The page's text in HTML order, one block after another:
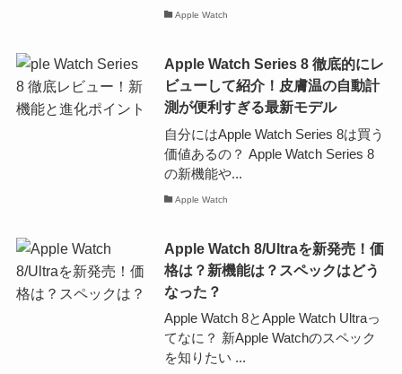
Apple Watch
Apple Watch Series 8 徹底的にレ
ビューして紹介！皮膚温の自動計
測が便利すぎる最新モデル
自分にはApple Watch Series 8は買う
価値あるの？ Apple Watch Series 8
の新機能や...
Apple Watch
Apple Watch 8/Ultraを新発売！価
格は？新機能は？スペックはどう
なった？
Apple Watch 8とApple Watch Ultraっ
てなに？ 新Apple Watchのスペック
を知りたい ...